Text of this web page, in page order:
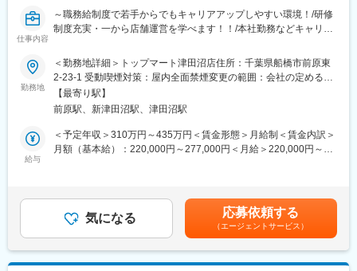
■メッセージ
「久しぶりの仕事で不安」
安定した企業で、
無理なく長く働きたい方をお待ちしています。
変更の範囲：会社の定める業務
上記研修とOJTによる研修を通して、一人前を目指していただき
ます。
■キャリアパス：
現場での業務を修得いただき、将来的には、店舗の管理をお任せ
いたします。早ければ2年目～チーフに、4年目には主任として、
店舗運営をお任せいたします！その後は本社での商品戦略や販促
企画業務など、ご希望の業務などに挑戦いただくことも可能で
す！
【モデル一例】
担当→チーフ→主任→ＳＶ（エリアマネージャー）→係長（本
■評価制度：
当社は職務給制度となっており、年功序列での評価ではなく、店
舗運営への貢献や店舗管理など、プロセスも踏まえた売上での評
仕事内容
～職務給制度で若手からでもキャリアアップしやすい環境！/研修
制度充実・一から店舗運営を学べます！！/本社勤務などキャリア
■業務内容：
お肉を機械や包丁で加工する業務まで幅広くお任せいたします。
・商品の製造業務（精肉加工）
・発注、パック詰め、パック値付、陳列業務等
将来的には、シフトや売上管理等もお任せいたします。
生鮮食品は納品・陳列・値引き・廃棄など時間管理が重要なた
め、業務がルーチン化されており、残業が発生しにくく、チャレ
■ドラッグストア業界で急成長中！
成長率が高いドラッグストア業界においてNo1、店舗数も10年間
で4.8倍と急成長を遂げております！
勤務地
＜勤務地詳細＞トップマート津田沼店住所：千葉県船橋市前原東
2-23-1 受動喫煙対策：屋内全面禁煙変更の範囲：会社の定める事
業所
【最寄り駅】
前原駅、新津田沼駅、津田沼駅
給与
＜予定年収＞310万円～435万円＜賃金形態＞月給制＜賃金内訳＞
月額（基本給）：220,000円～277,000円＜月給＞220,000円～
には役割手当支給！年収UPも目指しやすい環境です！賃金はあく
までも目安の金額であり、選考を通じて上下する可能性がありま
す。月給(月額)は固定手当を含めた表記です。
気になる 応募依頼する
（エージェントサービス）